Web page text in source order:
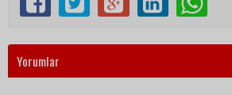
Yorumlar